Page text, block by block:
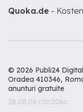
Quoka.de -
© 2026 Publi24
Oradea 410346,
anunturi gratuite
26.08.06.c0c206c